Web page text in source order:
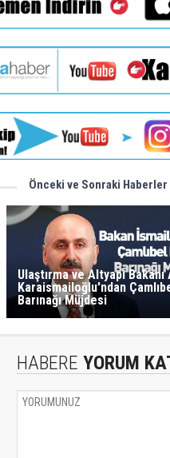
Önceki ve Sonraki Haberler
Ulaştırma ve Altyapı Bakanı
Karaismailoğlu'ndan
Barınağı Müjdesi
HABERE YORUM